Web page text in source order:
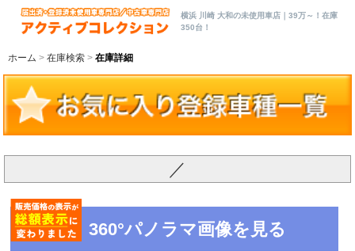
横浜 川崎 大和の未使用車店｜39万～！在庫
350台！
ホーム 在庫検索 在庫詳細
／
360°パノラマ画像を見る